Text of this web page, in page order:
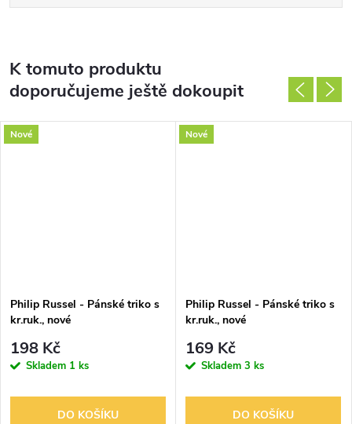
K tomuto produktu
doporučujeme ještě dokoupit
Nové
Philip Russel - Pánské triko s
kr.ruk., nové
198 Kč
Skladem 1 ks
DO KOŠÍKU
Nové
Philip Russel - Pánské triko s
kr.ruk., nové
169 Kč
Skladem 3 ks
DO KOŠÍKU